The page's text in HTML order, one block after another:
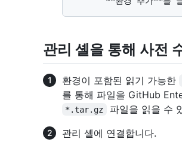
관리 셸을 통해 사전
환경이 포함된 읽기 가능한
를 통해 파일을 GitHub
*.tar.gz
파일을 읽을 수
관리 셸에 연결합니다.